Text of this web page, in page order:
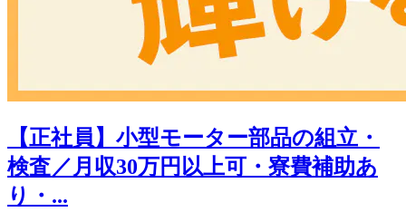
【正社員】小型モーター部品の組立・
検査／月収30万円以上可・寮費補助あ
り・...